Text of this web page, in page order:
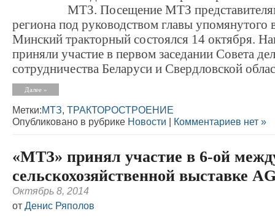
МТЗ. Посещение МТЗ
региона под руководством главы упомянутого
Минский тракторный состоялся 14 октября.
приняли участие в первом заседании Совета
сотрудничества Беларуси и Свердловской
Далее »
Метки:МТЗ, ТРАКТОРОСТРОЕНИЕ
Опубликовано в рубрике Новости | Комментариев нет »
«МТЗ» принял участие в 6-ой
сельскохозяйственной выставке
Октябрь 8, 2014
от Денис Ряполов